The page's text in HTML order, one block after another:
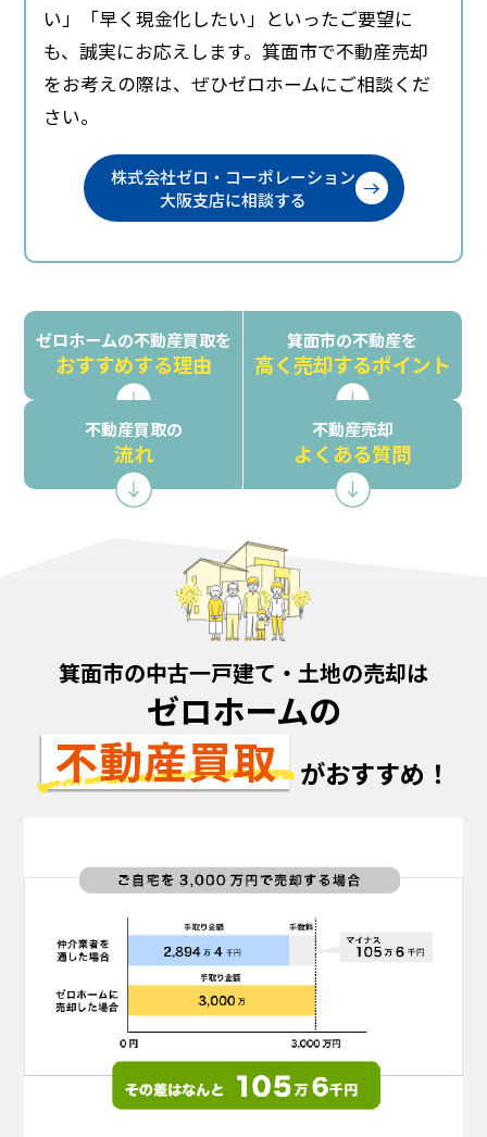
い」「早く現金化したい」といったご要望に
も、誠実にお応えします。箕面市で不動産売却
をお考えの際は、ぜひゼロホームにご相談くだ
さい。
株式会社ゼロ・コーポレーション
大阪支店に相談する
ゼロホームの不動産買取を
おすすめする理由
箕面市の不動産を
高く売却するポイント
不動産買取の
流れ
不動産売却
よくある質問
箕面市の中古一戸建て・土地の売却は
ゼロホームの
がおすすめ！